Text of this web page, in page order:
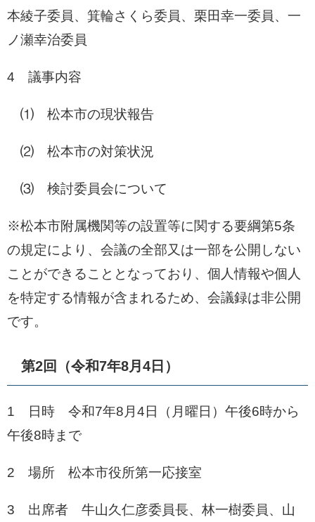
本綾子委員、箕輪さくら委員、栗田幸一委員、一
ノ瀬幸治委員
4 議事内容
⑴ 松本市の現状報告
⑵ 松本市の対策状況
⑶ 検討委員会について
※松本市附属機関等の設置等に関する要綱第5条
の規定により、会議の全部又は一部を公開しない
ことができることとなっており、個人情報や個人
を特定する情報が含まれるため、会議録は非公開
です。
第2回（令和7年8月4日）
1 日時 令和7年8月4日（月曜日）午後6時から
午後8時まで
2 場所 松本市役所第一応接室
3 出席者 牛山久仁彦委員長、林一樹委員、山